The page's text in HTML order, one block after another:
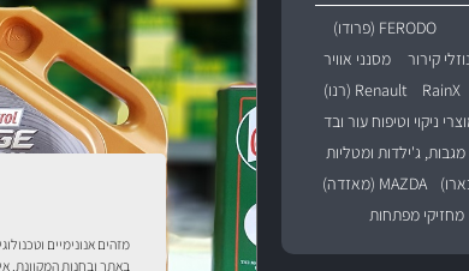
מזהים אנונימיים
באתר ובחנות המקוונת.
FERODO (פרודו)
נוזלי קירור
מסנני אוויר
RainX
Renault (רנו)
ניקוי וטיפוח עור ובד
מגבות, ג'ילדות ומטליות
MAZDA (מאזדה)
מחזיקי מפתחות